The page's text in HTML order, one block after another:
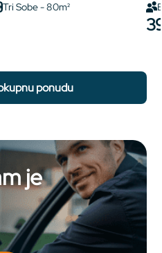
Tri Sobe - 80m²
ponudu
je